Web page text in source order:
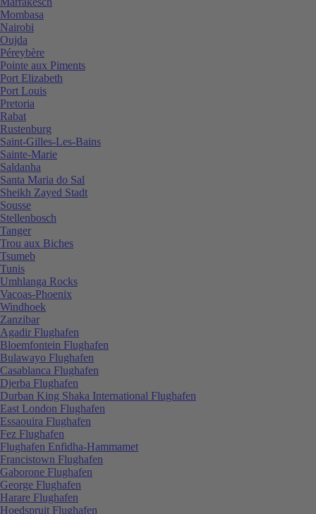
Mombasa
Nairobi
Oujda
Péreybère
Pointe aux Piments
Port Elizabeth
Port Louis
Pretoria
Rabat
Rustenburg
Saint-Gilles-Les-Bains
Sainte-Marie
Saldanha
Santa Maria do Sal
Sheikh Zayed Stadt
Sousse
Stellenbosch
Tanger
Trou aux Biches
Tsumeb
Tunis
Umhlanga Rocks
Vacoas-Phoenix
Windhoek
Zanzibar
Agadir Flughafen
Bloemfontein Flughafen
Bulawayo Flughafen
Casablanca Flughafen
Djerba Flughafen
Durban King Shaka International Flughafen
East London Flughafen
Essaouira Flughafen
Fez Flughafen
Flughafen Enfidha-Hammamet
Francistown Flughafen
Gaborone Flughafen
George Flughafen
Harare Flughafen
Hoedspruit Flughafen